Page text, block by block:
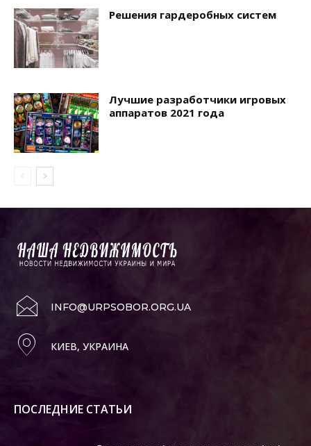
Решения гардеробных систем
Лучшие разработчики игровых
аппаратов 2021 года
INFO@URPSOBOR.ORG.UA
КИЕВ, УКРАИНА
ПОСЛЕДНИЕ СТАТЬИ